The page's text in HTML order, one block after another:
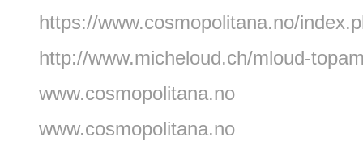
https://www.cosmopolitana.no/
http://www.micheloud.ch/mloud-
www.cosmopolitana.no
www.cosmopolitana.no